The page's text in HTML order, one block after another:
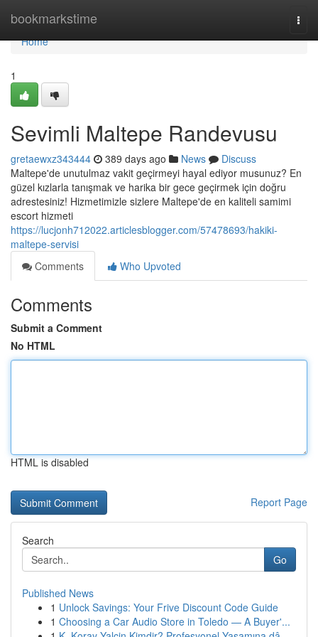
bookmarkstime
Home
Home
1
Sevimli Maltepe Randevusu
gretaewxz343444 389 days ago News
Discuss
Maltepe'de unutulmaz vakit geçirmeyi hayal ediyor musunuz? En
güzel kızlarla tanışmak ve harika bir gece geçirmek için doğru
adrestesiniz! Hizmetimizle sizlere Maltepe'de en kaliteli samimi
escort hizmeti
https://lucjonh712022.articlesblogger.com/57478693/hakiki-
maltepe-servisi
Comments
Who Upvoted
Comments
Submit a Comment
No HTML
HTML is disabled
Report Page
Search
Go
Published News
1 Unlock Savings: Your Frive Discount Code Guide
1 Choosing a Car Audio Store in Toledo — A Buyer'...